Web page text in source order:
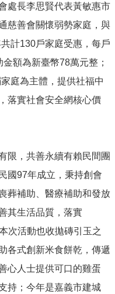
處長李思賢代表黃敏惠市
慈善會關懷弱勢家庭，與
計130戶家庭受惠，每戶
額為新臺幣78萬元整；
庭為主體，提供社福中
落實社會安全網核心價
限，共善永續有賴民間團
國97年成立，秉持創會
葬補助、醫療補助和發放
其生活品質，落實
次活動也收拋磚引玉之
各式創新米食餅乾，傳遞
心人士提供可口的雞蛋
持；今年是嘉義市建城